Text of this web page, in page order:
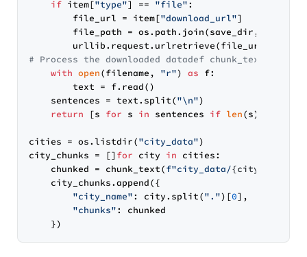
if item["type"] == "file":
        file_url = item[
"download_url"]
        file_path = os.path.join(save_dir, item[
# Process the downloaded datadef
with open(filename, "r") as f:
        text = f.read()
    sentences = text.split(
"\n")
return [s for s in sentences if len(s) >
cities = os.listdir("city_data")
city_chunks = [] for city in cities:
    chunked = chunk_text(
f"city_data/{city}
    city_chunks.append({
"city_name": city.split(".")[0],
"chunks": chunked